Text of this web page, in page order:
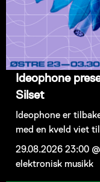
Ideophone
Silset
Ideophone er
med en kveld viet
29.08.2026 23:00
elektronisk musikk